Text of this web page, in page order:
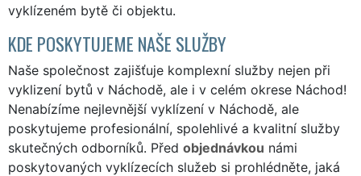
vyklízeném bytě či objektu.
KDE POSKYTUJEME NAŠE SLUŽBY
Naše společnost zajišťuje komplexní služby nejen při
vyklizení bytů v Náchodě, ale i v celém okrese Náchod!
Nenabízíme nejlevnější vyklízení v Náchodě, ale
poskytujeme profesionální, spolehlivé a kvalitní služby
skutečných odborníků. Před objednávkou námi
poskytovaných vyklízecích služeb si prohlédněte, jaká